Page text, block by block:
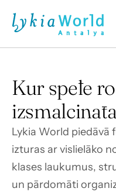
Kur spēle
Lykia World piedāvā
izturas ar vislielāko
klases laukumus,
un pārdomāti